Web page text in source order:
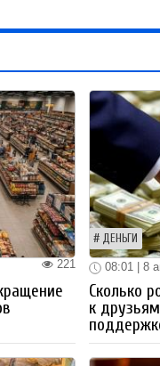
221
ДЕНЬГИ
08:01 | 8
Сколько
к